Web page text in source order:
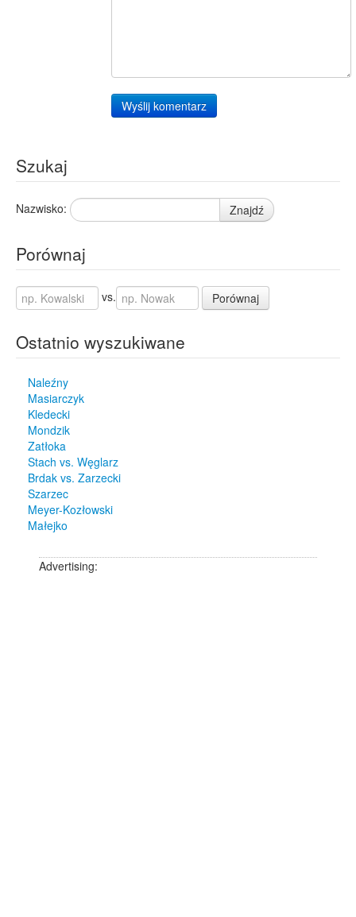
Wyślij komentarz
Szukaj
Nazwisko: Znajdź
Porównaj
vs. Porównaj
Ostatnio wyszukiwane
Naleźny
Masiarczyk
Kledecki
Mondzik
Zatłoka
Stach vs. Węglarz
Brdak vs. Zarzecki
Szarzec
Meyer-Kozłowski
Małejko
Advertising: